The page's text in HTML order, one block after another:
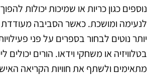
נוספים כגון כריות או שמיכות יכולות
לנעימה ומושכת. כאשר הסביבה מעודדת
יותר נוטים לבחור בספרים על פני
בטלוויזיה או משחקי וידאו. הורים יכולים
מתאימים ולשתף את חוויות הקריאה